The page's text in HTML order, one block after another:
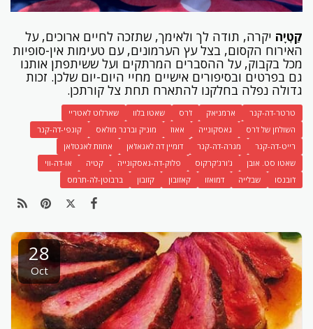
קַטְיָה יקרה, תודה לך ולאימך, שתזכה לחיים ארוכים, על
האירוח הקסום, בצל עץ הערמונים, עם טעימות אין-סופיות
מכל בקבוק, על ההסברים המרתקים ועל ששיתפתן אותנו
גם בפרטים ובסיפורים אישיים מחיי היום-יום שלכן. זכות
גדולה נפלה בחלקנו להתארח תחת צל קורתכן.
טרטר-דה-קנר ארמניאק ז'רס שאטו בלוו
שארלוט לאטריי
השולחן של ז'רס
גאסקונייה אאוז מוניק וברנר מולאס
קונפי-דה-קנר
רייט-דה-קנר
מגרה-דה-קנר דומיין דה לאגאז'אן
אחוזת לאגטז'אן
שאטו סט. אובן
ג'ורג'קרקוס פלוק-דה-גאסקונייה קטיה
או-דה-ווי
ז'ובנסו
שבלייה דמואזו קאזובון קזובון ברבוטן-לה-תרמס
28
Oct